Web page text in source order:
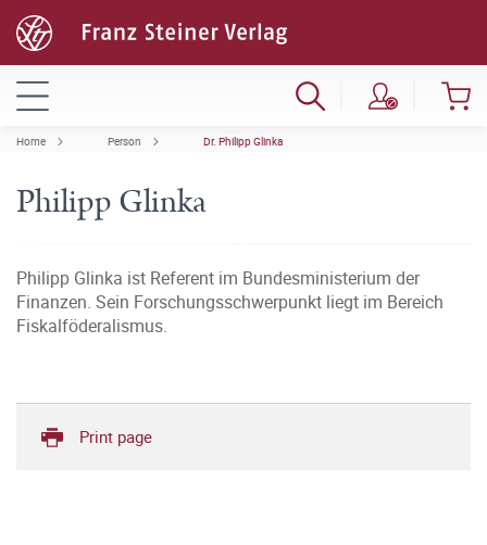
Home Person Dr. Philipp Glinka
Philipp Glinka
Philipp Glinka ist Referent im Bundesministerium der
Finanzen. Sein Forschungsschwerpunkt liegt im Bereich
Fiskalföderalismus.
Print page